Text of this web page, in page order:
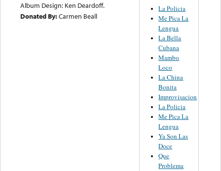
Album Design: Ken Deardoff.
Donated By:Carmen Beall
La Policia
Me Pica La
Lengua
La Bella
Cubana
Mambo
Loco
La China
Bonita
Improvisacion
La Policia
Me Pica La
Lengua
Ya Son Las
Doce
Que
Problema